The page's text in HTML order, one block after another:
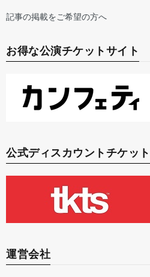
記事の掲載をご希望の方へ
お得な公演チケットサイト
公式ディスカウントチケッ
運営会社